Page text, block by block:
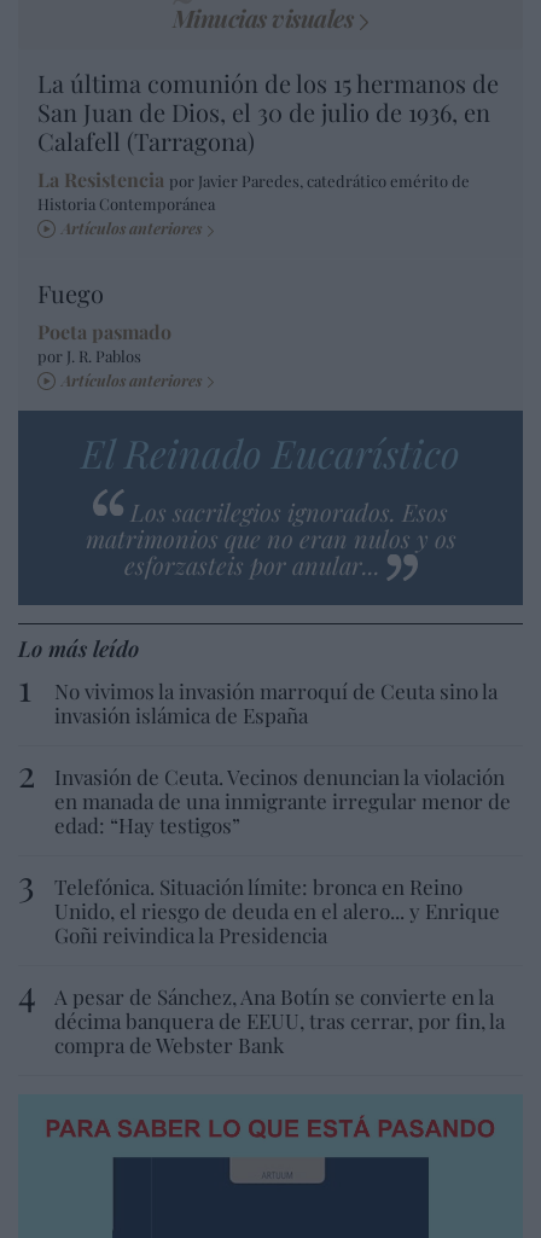
Minucias visuales
La última comunión de los 15 hermanos de
San Juan de Dios, el 30 de julio de 1936, en
Calafell (Tarragona)
La Resistencia por Javier Paredes, catedrático emérito de
Historia Contemporánea
Artículos anteriores
Fuego
Poeta pasmado
por J. R. Pablos
Artículos anteriores
El Reinado Eucarístico
Los sacrilegios ignorados. Esos
matrimonios que no eran nulos y os
esforzasteis por anular...
Lo más leído
No vivimos la invasión marroquí de Ceuta sino la
invasión islámica de España
Invasión de Ceuta. Vecinos denuncian la violación
en manada de una inmigrante irregular menor de
edad: “Hay testigos”
Telefónica. Situación límite: bronca en Reino
Unido, el riesgo de deuda en el alero... y Enrique
Goñi reivindica la Presidencia
A pesar de Sánchez, Ana Botín se convierte en la
décima banquera de EEUU, tras cerrar, por fin, la
compra de Webster Bank